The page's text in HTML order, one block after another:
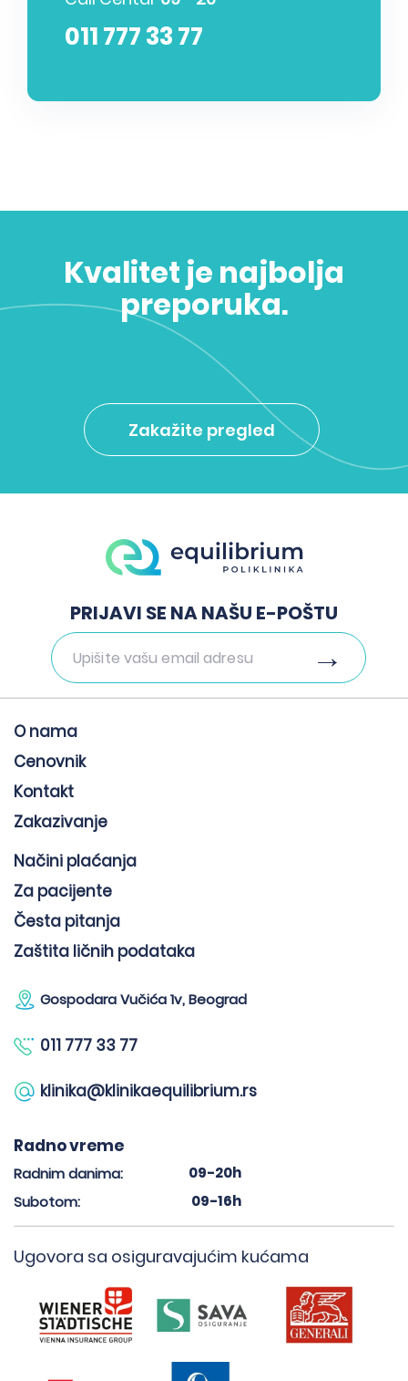
011 777 33 77
Kvalitet je najbolja
preporuka.
Zakažite pregled
PRIJAVI SE NA NAŠU E-POŠTU
O nama
Cenovnik
Kontakt
Zakazivanje
Načini plaćanja
Za pacijente
Česta pitanja
Zaštita ličnih podataka
Gospodara Vučića 1v, Beograd
011 777 33 77
klinika@klinikaequilibrium.rs
Radno vreme
Radnim danima:
09-20h
Subotom:
09-16h
Ugovora sa osiguravajućim kućama